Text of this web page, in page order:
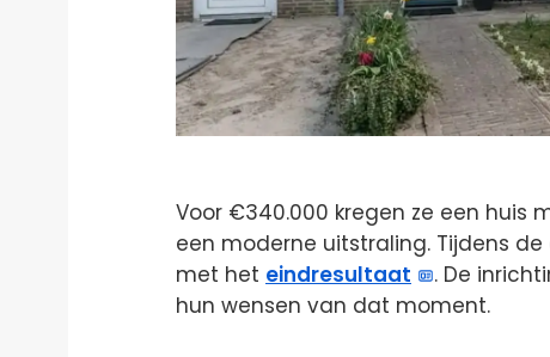
Voor €340.000 kregen ze een huis
een moderne uitstraling. Tijdens
met het eindresultaat
. De
hun wensen van dat moment.